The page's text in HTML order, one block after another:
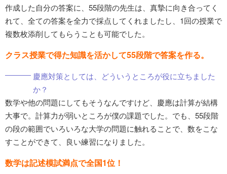
作成した自分の答案に、55段階の先生は、真摯に向き合ってく
れて、全ての答案を全力で採点してくれましたし、1回の授業で
複数枚添削してもらうことも可能でした。
クラス授業で得た知識を活かして55段階で答案を作る。
慶應対策としては、どういうところが役に立ちました
か？
数学や他の問題にしてもそうなんですけど、慶應は計算が結構
大事で。計算力が弱いところが僕の課題でした。でも、55段階
の段の範囲でいろいろな大学の問題に触れることで、数をこな
すことができて、良い練習になりました。
数学は記述模試満点で全国1位！